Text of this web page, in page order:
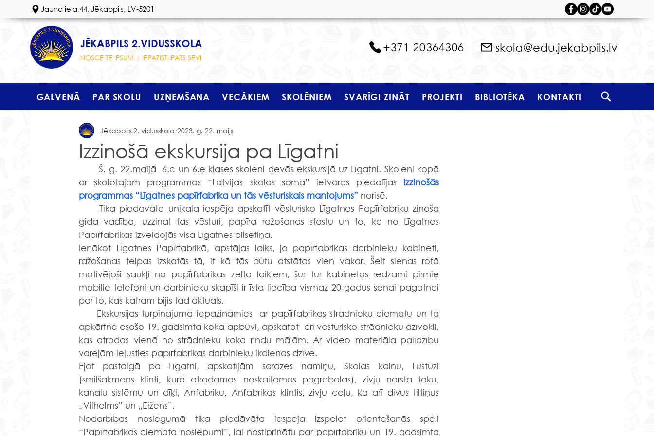
Jaunā iela 44, Jēkabpils, LV-5201
JĒKABPILS 2.VIDUSSKOLA
NOSCE TE IPSUM | IEPAZĪSTI PATS SEVI
+371 20364306 skola@edu.jekabpils.lv
GALVENĀ PAR SKOLU UZŅEMŠANA VECĀKIEM SKOLĒNIEM SVARĪGI ZINĀT PROJEKTI BIBLIOTĒKA KONTAKTI
Izzinošā ekskursija pa Līgatni
Jēkabpils 2. vidusskola 2023. g. 22. maijs
	Š. g. 22.maijā  6.c un 6.e klases skolēni devās ekskursijā uz Līgatni. Skolēni kopā
ar skolotājām programmas “Latvijas skolas soma” ietvaros piedalījās izzinošās
programmas “Līgatnes papīrfabrika un tās vēsturiskais mantojums” norisē.
gida vadībā, uzzināt tās vēsturi, papīra ražošanas stāstu un to, kā no Līgatnes
Papīrfabrikas izveidojās visa Līgatnes pilsētiņa.
Ienākot Līgatnes Papīrfabrikā, apstājas laiks, jo papīrfabrikas darbinieku kabineti,
ražošanas telpas izskatās tā, it kā tās būtu atstātas vien vakar. Šeit sienas rotā
motivējoši saukļi no papīrfabrikas zelta laikiem, šur tur kabinetos redzami pirmie
mobilie telefoni un darbinieku skapīši ir īsta liecība vismaz 20 gadus senai pagātnei
par to, kas katram bijis tad aktuāls.
Ekskursijas turpinājumā iepazināmies  ar papīrfabrikas strādnieku ciematu un tā
apkārtnē esošo 19. gadsimta koka apbūvi, apskatot  arī vēsturisko strādnieku dzīvokli,
kas atrodas vienā no strādnieku koka rindu mājām. Ar video materiāla palīdzību
varējām iejusties papīrfabrikas darbinieku ikdienas dzīvē.
Ejot pastaigā pa Līgatni, apskatījām sardzes namiņu, Skolas kalnu, Lustūzi
(smilšakmens klinti, kurā atrodamas neskaitāmas pagrabalas), zivju nārsta taku,
kanālu sistēmu un dīķi, Ānfabriku, Ānfabrikas klintis, zivju ceļu, kā arī divus tiltiņus
„Vilhelms” un „Eižens”.
Nodarbības noslēgumā tika piedāvāta iespēja izspēlēt orientēšanās spēli
“Papīrfabrikas ciemata noslēpumi”, lai nostiprinātu par papīrfabriku un 19. gadsimta